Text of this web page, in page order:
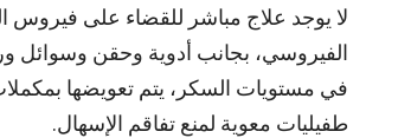
لا يوجد علاج مباشر للقضاء على فيروس
الفيروسي، بجانب أدوية وحقن وسوائل
في مستويات السكر، يتم تعويضها
طفيليات معوية لمنع تفاقم الإسهال.